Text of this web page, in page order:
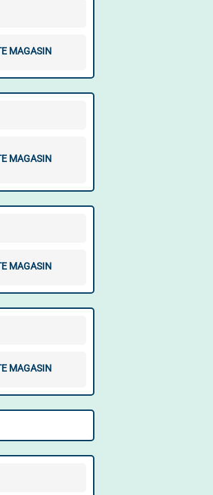
MAGASIN
MAGASIN
MAGASIN
MAGASIN